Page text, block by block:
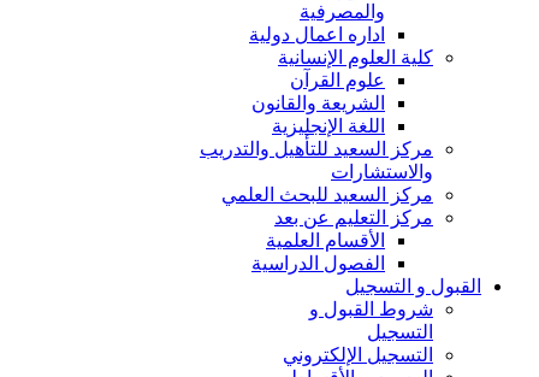
والمصرفية
اداره اعمال دولية
كلية العلوم الإنسانية
علوم القرآن
الشريعة والقانون
اللغة الإنجليزية
مركز السعيد للتأهيل والتدريب
والاستشارات
مركز السعيد للبحث العلمي
مركز التعليم عن بعد
الأقسام العلمية
الفصول الدراسية
القبول و التسجيل
شروط القبول و
التسجيل
التسجيل الإلكتروني